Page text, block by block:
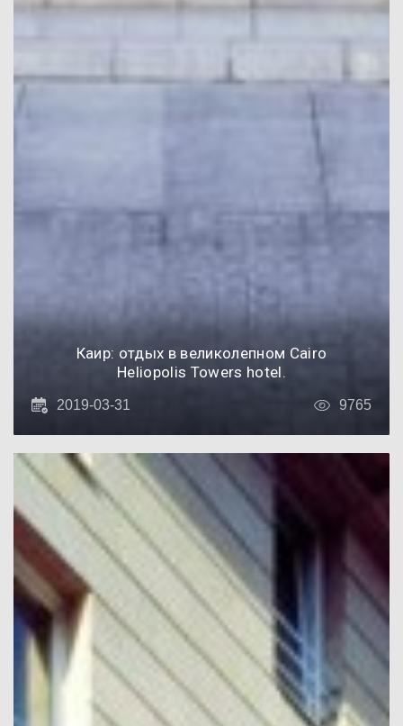
Каир: отдых в великолепном Cairo
Heliopolis Towers hotel.
2019-03-31 9765